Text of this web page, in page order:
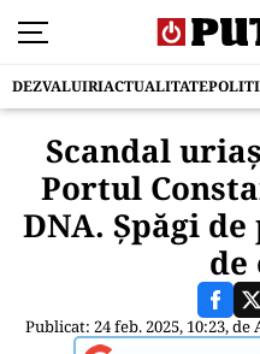
DEZVALUIRIACTUALITATE
Scandal
Portul
DNA. Șpăgi
de
Publicat: 24 feb. 2025, 10:23, de